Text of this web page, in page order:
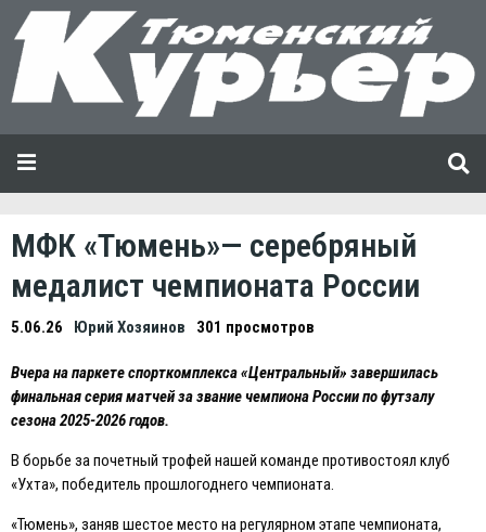
МФК «Тюмень»— серебряный
медалист чемпионата России
5.06.26 Юрий Хозяинов 301 просмотров
Вчера на паркете спорткомплекса «Центральный» завершилась
финальная серия матчей за звание чемпиона России по футзалу
сезона 2025-2026 годов.
В борьбе за почетный трофей нашей команде противостоял клуб
«Ухта», победитель прошлогоднего чемпионата.
«Тюмень», заняв шестое место на регулярном этапе чемпионата,